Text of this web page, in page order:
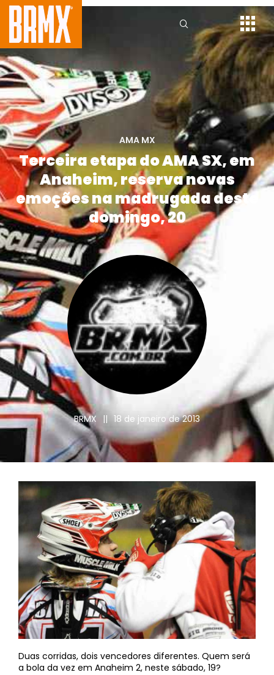
AMA MX
Terceira etapa do AMA SX, em
Anaheim, reserva novas
emoções na madrugada deste
domingo, 20
BRMX || 18 de janeiro de 2013
Duas corridas, dois vencedores diferentes. Quem será
a bola da vez em Anaheim 2, neste sábado, 19?